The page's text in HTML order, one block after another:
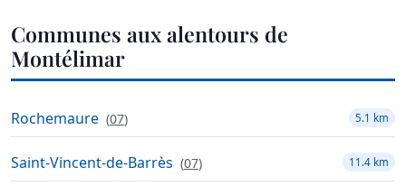
Communes aux alentours de
Montélimar
Rochemaure (07) 5.1 km
Saint-Vincent-de-Barrès (07) 11.4 km